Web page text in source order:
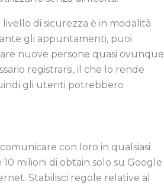
di sicurezza è in modalità
gli appuntamenti, puoi
nuove persone quasi ovunque
registrarsi, il che lo rende
gli utenti potrebbero
con loro in qualsiasi
milioni di obtain solo su Google
Stabilisci regole relative al